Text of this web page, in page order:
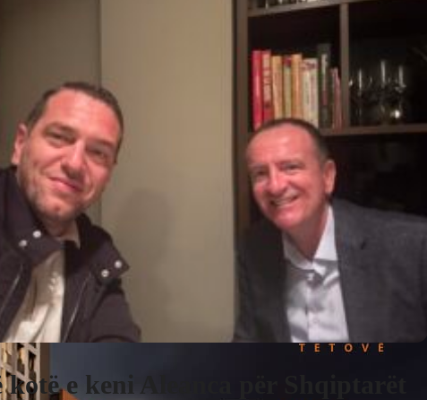
e keni Aleanca për Shqiptarët